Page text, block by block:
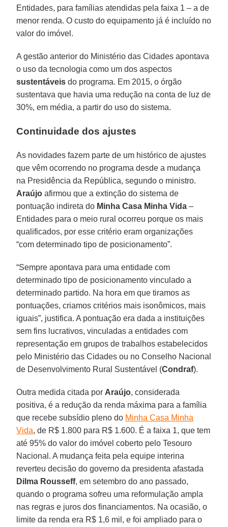
Entidades, para famílias atendidas pela faixa 1 – a de
menor renda. O custo do equipamento já é incluído no
valor do imóvel.
A gestão anterior do Ministério das Cidades apontava
o uso da tecnologia como um dos aspectos
sustentáveis do programa. Em 2015, o órgão
sustentava que havia uma redução na conta de luz de
30%, em média, a partir do uso do sistema.
Continuidade dos ajustes
As novidades fazem parte de um histórico de ajustes
que vêm ocorrendo no programa desde a mudança
na Presidência da República, segundo o ministro.
Araújo afirmou que a extinção do sistema de
pontuação indireta do Minha Casa Minha Vida –
Entidades para o meio rural ocorreu porque os mais
qualificados, por esse critério eram organizações
“com determinado tipo de posicionamento”.
“Sempre apontava para uma entidade com
determinado tipo de posicionamento vinculado a
determinado partido. Na hora em que tiramos as
pontuações, criamos critérios mais isonômicos, mais
iguais”, justifica. A pontuação era dada a instituições
sem fins lucrativos, vinculadas a entidades com
representação em grupos de trabalhos estabelecidos
pelo Ministério das Cidades ou no Conselho Nacional
de Desenvolvimento Rural Sustentável (Condraf).
Outra medida citada por Araújo, considerada
positiva, é a redução da renda máxima para a família
que recebe subsídio pleno do Minha Casa Minha
Vida, de R$ 1.800 para R$ 1.600. É a faixa 1, que tem
até 95% do valor do imóvel coberto pelo Tesouro
Nacional. A mudança feita pela equipe interina
reverteu decisão do governo da presidenta afastada
Dilma Rousseff, em setembro do ano passado,
quando o programa sofreu uma reformulação ampla
nas regras e juros dos financiamentos. Na ocasião, o
limite da renda era R$ 1,6 mil, e foi ampliado para o